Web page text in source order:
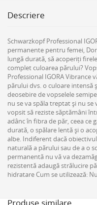
Descriere
Schwarzkopf Professional
permanente pentru femei,
lungă durată, să acoperiți
complet culoarea părului?
Professional IGORA Vibrance
părului dvs. o culoare intensă
deosebire de vopselele
nu se va spăla treptat și nu
vopsit să reziste săptămâni
adânc în fibra de păr, ceea ce
durată, o spălare lentă și o
albe. Indiferent dacă
naturală a părului sau de a o
permanentă nu vă va
rezistentă adaugă strălucire
hidratare Cum se utilizează: